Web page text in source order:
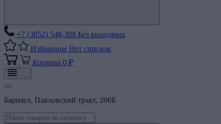
+7 (3852) 548-308 Без выходных
Избранное Нет списков
Корзина 0 ₽
Барнаул, Павловский тракт, 206Б